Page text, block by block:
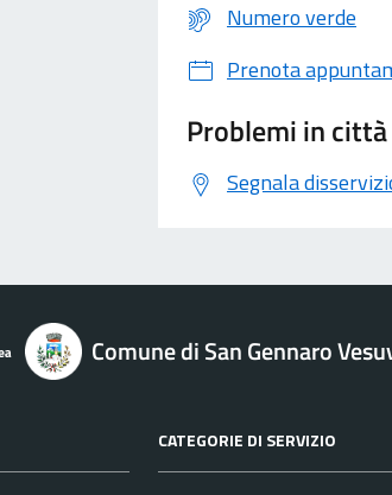
Numero verde
Prenota
Problemi in città
Segnala
Comune di San Gennaro
CATEGORIE DI SERVIZIO